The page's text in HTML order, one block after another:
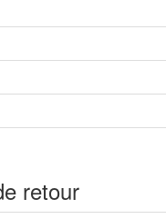
retour